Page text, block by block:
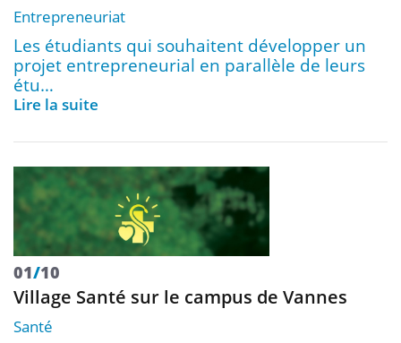
Entrepreneuriat
Les étudiants qui souhaitent développer un
projet entrepreneurial en parallèle de leurs
étu…
Lire la suite
01/10
Village Santé sur le campus de Vannes
Santé